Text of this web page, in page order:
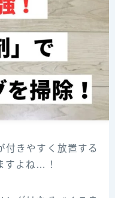
付きやすく放置する
すよね…！